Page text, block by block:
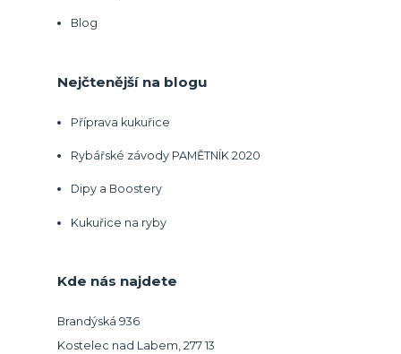
Blog
Nejčtenější na blogu
Příprava kukuřice
Rybářské závody PAMĚTNÍK 2020
Dipy a Boostery
Kukuřice na ryby
Kde nás najdete
Brandýská 936
Kostelec nad Labem, 277 13